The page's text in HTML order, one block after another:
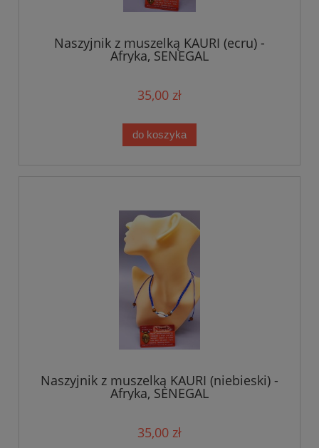
Naszyjnik z muszelką KAURI (ecru) -
Afryka, SENEGAL
35,00 zł
do koszyka
Naszyjnik z muszelką KAURI (niebieski) -
Afryka, SENEGAL
35,00 zł